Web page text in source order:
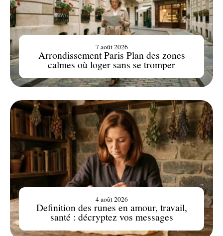
Arrondissement Paris Plan des zones
calmes où loger sans se tromper
7 août 2026
Definition des runes en amour, travail,
santé : décryptez vos messages
4 août 2026